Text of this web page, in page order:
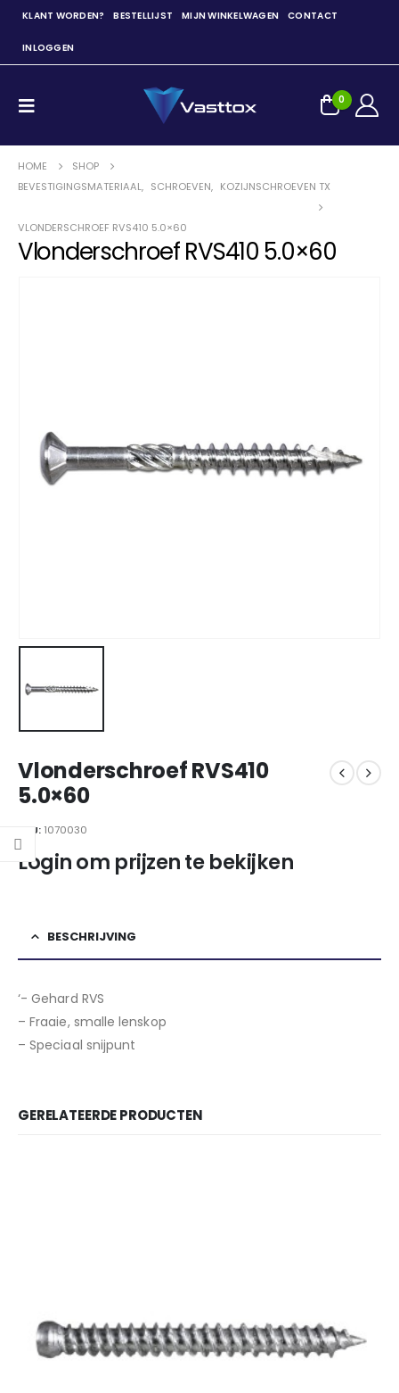
KLANT WORDEN? BESTELLIJST MIJN WINKELWAGEN CONTACT
INLOGGEN
0
HOME
SHOP
BEVESTIGINGSMATERIAAL, SCHROEVEN, KOZIJNSCHROEVEN TX
VLONDERSCHROEF RVS410 5.0×60
Vlonderschroef RVS410 5.0×60
Vlonderschroef RVS410
5.0×60
SKU: 1070030
Login om prijzen te bekijken
BESCHRIJVING
‘- Gehard RVS
– Fraaie, smalle lenskop
– Speciaal snijpunt
GERELATEERDE PRODUCTEN